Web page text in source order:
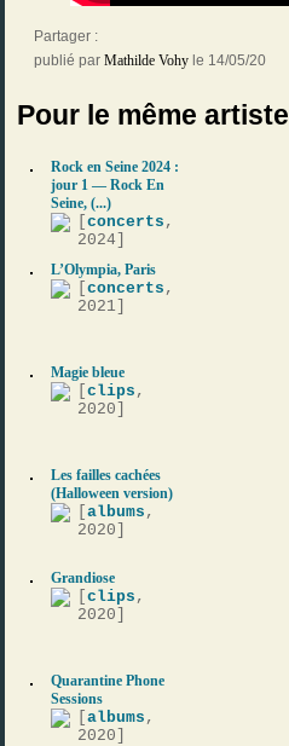
Partager :
publié par Mathilde Vohy le 14/05/20
Pour le même artiste
Rock en Seine 2024 :
jour 1 — Rock En
Seine, (...)
[concerts ,
2024]
L’Olympia, Paris
[concerts ,
2021]
Magie bleue
[clips ,
2020]
Les failles cachées
(Halloween version)
[albums ,
2020]
Grandiose
[clips ,
2020]
Quarantine Phone
Sessions
[albums ,
2020]